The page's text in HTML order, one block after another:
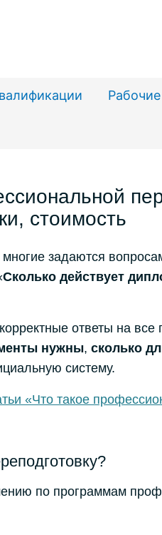
стоимость
задаются
Сколько действует
ответы на все
нужны, сколько
систему.
«Что такое
по программам